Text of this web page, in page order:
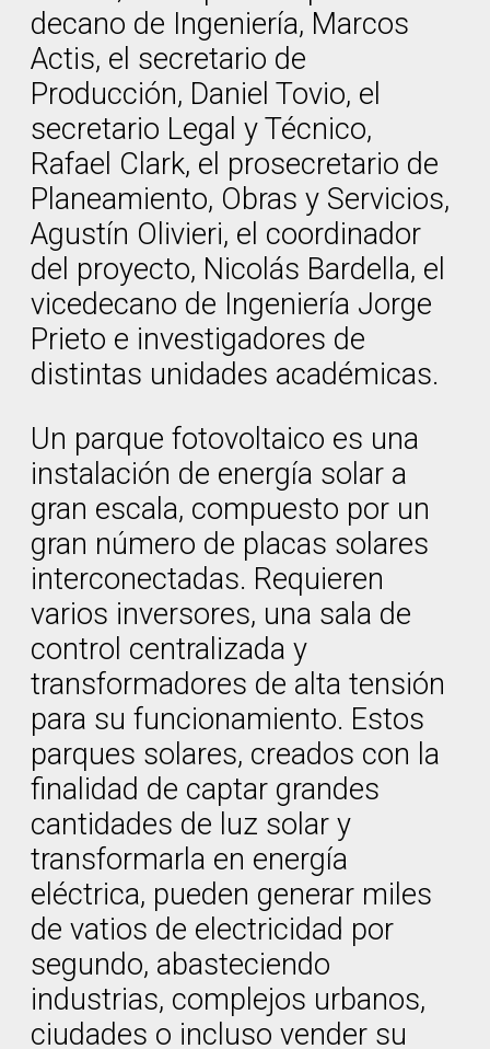
decano de Ingeniería, Marcos
Actis, el secretario de
Producción, Daniel Tovio, el
secretario Legal y Técnico,
Rafael Clark, el prosecretario de
Planeamiento, Obras y Servicios,
Agustín Olivieri, el coordinador
del proyecto, Nicolás Bardella, el
vicedecano de Ingeniería Jorge
Prieto e investigadores de
distintas unidades académicas.
Un parque fotovoltaico es una
instalación de energía solar a
gran escala, compuesto por un
gran número de placas solares
interconectadas. Requieren
varios inversores, una sala de
control centralizada y
transformadores de alta tensión
para su funcionamiento. Estos
parques solares, creados con la
finalidad de captar grandes
cantidades de luz solar y
transformarla en energía
eléctrica, pueden generar miles
de vatios de electricidad por
segundo, abasteciendo
industrias, complejos urbanos,
ciudades o incluso vender su